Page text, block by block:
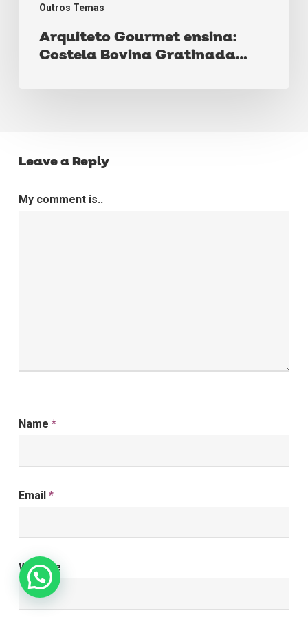
Outros Temas
Arquiteto Gourmet ensina:
Costela Bovina Gratinada
Leave a Reply
My comment is..
Name *
Email *
Website